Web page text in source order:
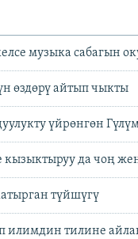
музыка сабагын
өздөрү айтып чыкты
үйрөнгөн
кызыктыруу да чоң
түйшүгү
илимдин тилине